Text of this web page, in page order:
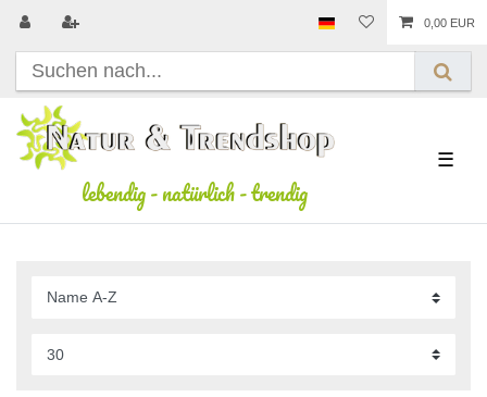
0,00 EUR
lebendig-natürlich-trendig
☰